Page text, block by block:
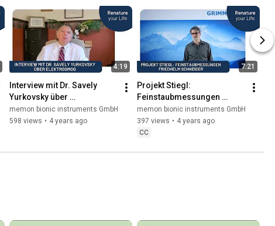
4:19
Interview mit Dr. Savely
Yurkovsky über
Elektrosmog
memon bionic instruments GmbH
598 views • 4 years ago
7:21
Projekt Stiegl:
Feinstaubmessungen
Friedhelm Schneider
memon bionic instruments GmbH
397 views • 4 years ago
CC